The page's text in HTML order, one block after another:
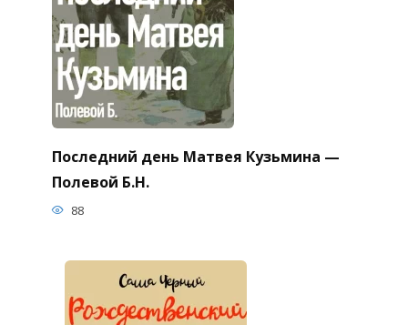
Последний день Матвея Кузьмина —
Полевой Б.Н.
88